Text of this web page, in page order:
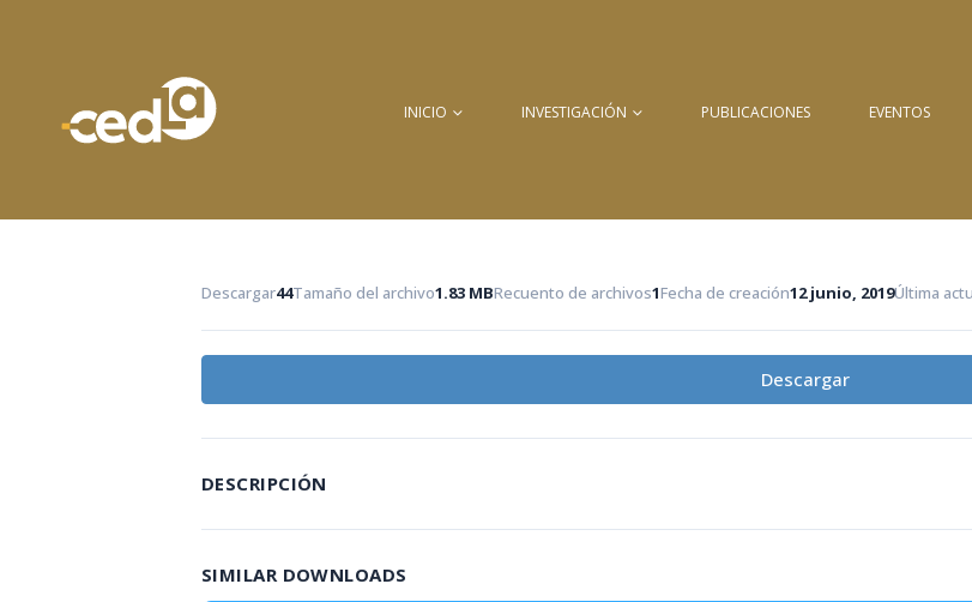
INICIO INVESTIGACIÓN PUBLICACIONES EVENTOS
Descargar44Tamaño del archivo1.83 MBRecuento de archivos1Fecha de creación12 junio, 2019Última
Descargar
DESCRIPCIÓN
SIMILAR DOWNLOADS